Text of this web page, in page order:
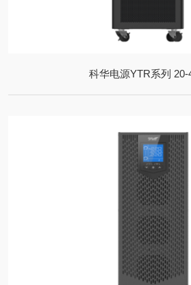
科华电源YTR系列 20-